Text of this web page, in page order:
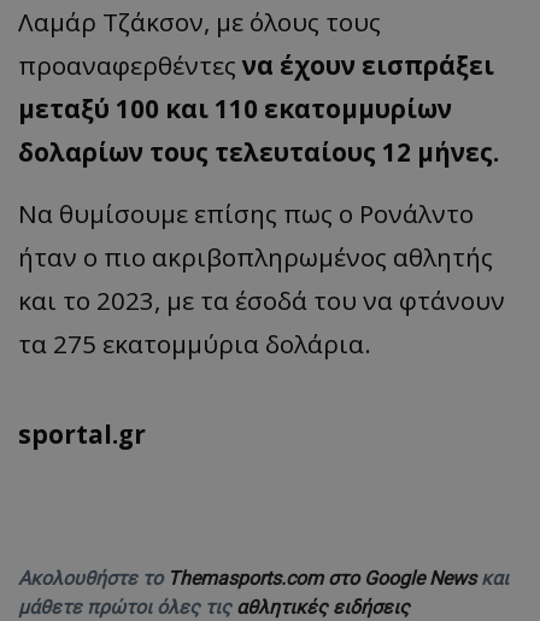
Λαμάρ Τζάκσον, με όλους τους
προαναφερθέντεςνα έχουν εισπράξει
μεταξύ 100 και 110 εκατομμυρίων
δολαρίων τους τελευταίους 12 μήνες.
Να θυμίσουμε επίσης πως ο Ρονάλντο
ήταν ο πιο ακριβοπληρωμένος αθλητής
και το 2023, με τα έσοδά του να φτάνουν
τα 275 εκατομμύρια δολάρια.
sportal.gr
Ακολουθήστε το Themasports.com στο Google Newsκαι
μάθετε πρώτοι όλες τις αθλητικές ειδήσεις